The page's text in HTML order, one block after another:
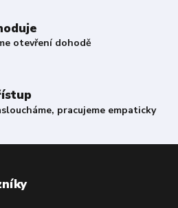
otevření dohodě
pracujeme empaticky